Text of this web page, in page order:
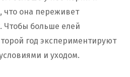
что она переживет
Чтобы больше елей
год экспериментируют
и уходом.